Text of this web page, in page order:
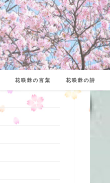
花咲爺の言葉 花咲爺の詩